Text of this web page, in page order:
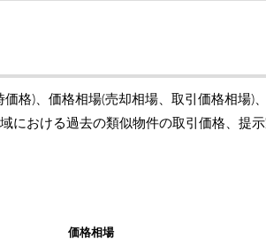
格)、価格相場(売却相場、取引価格相場)
おける過去の類似物件の取引価格、提
価格相場